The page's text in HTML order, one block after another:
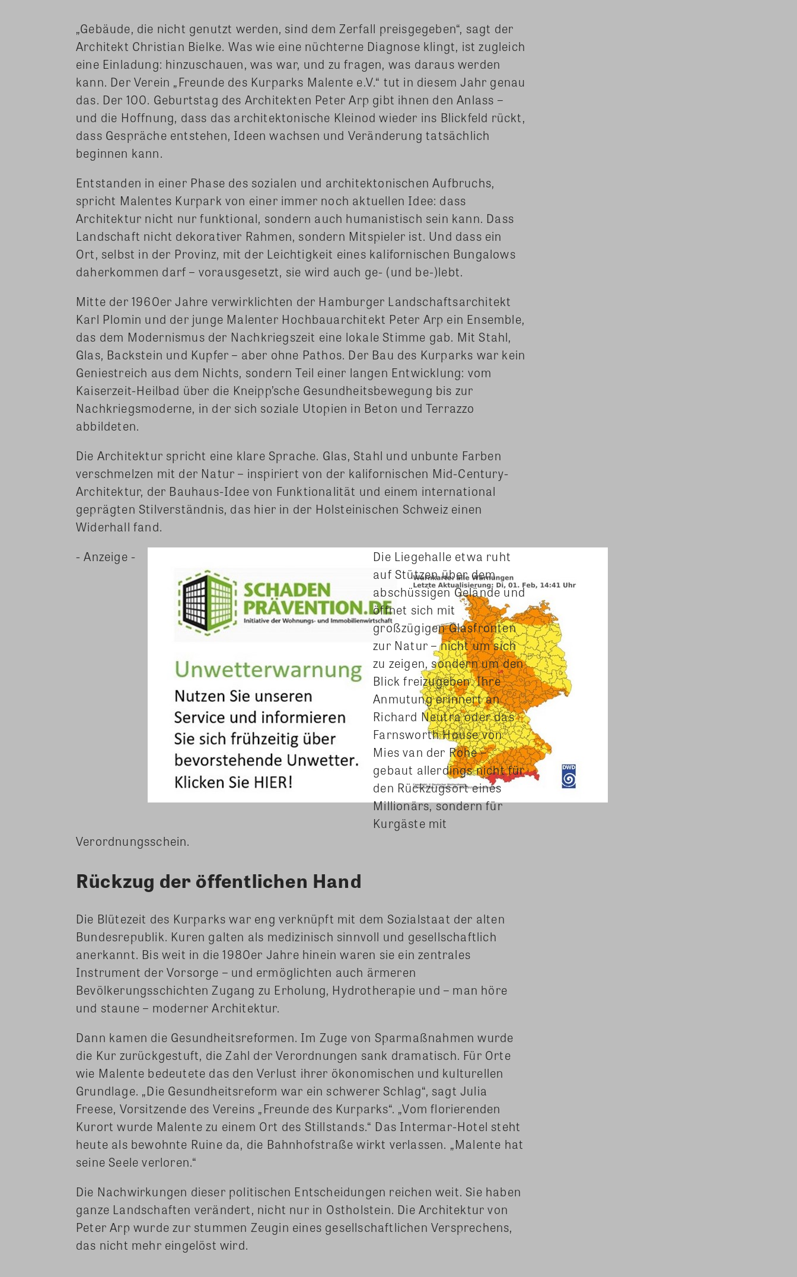
„Gebäude, die nicht genutzt werden, sind dem Zerfall preisgegeben“, sagt der
Architekt Christian Bielke. Was wie eine nüchterne Diagnose klingt, ist zugleich
eine Einladung: hinzuschauen, was war, und zu fragen, was daraus werden
kann. Der Verein „Freunde des Kurparks Malente e.V.“ tut in diesem Jahr genau
das. Der 100. Geburtstag des Architekten Peter Arp gibt ihnen den Anlass –
und die Hoffnung, dass das architektonische Kleinod wieder ins Blickfeld rückt,
dass Gespräche entstehen, Ideen wachsen und Veränderung tatsächlich
beginnen kann.
Entstanden in einer Phase des sozialen und architektonischen Aufbruchs,
spricht Malentes Kurpark von einer immer noch aktuellen Idee: dass
Architektur nicht nur funktional, sondern auch humanistisch sein kann. Dass
Landschaft nicht dekorativer Rahmen, sondern Mitspieler ist. Und dass ein
Ort, selbst in der Provinz, mit der Leichtigkeit eines kalifornischen Bungalows
daherkommen darf – vorausgesetzt, sie wird auch ge- (und be-)lebt.
Mitte der 1960er Jahre verwirklichten der Hamburger Landschaftsarchitekt
Karl Plomin und der junge Malenter Hochbauarchitekt Peter Arp ein Ensemble,
das dem Modernismus der Nachkriegszeit eine lokale Stimme gab. Mit Stahl,
Glas, Backstein und Kupfer – aber ohne Pathos. Der Bau des Kurparks war kein
Geniestreich aus dem Nichts, sondern Teil einer langen Entwicklung: vom
Kaiserzeit-Heilbad über die Kneipp’sche Gesundheitsbewegung bis zur
Nachkriegsmoderne, in der sich soziale Utopien in Beton und Terrazzo
abbildeten.
Die Architektur spricht eine klare Sprache. Glas, Stahl und unbunte Farben
verschmelzen mit der Natur – inspiriert von der kalifornischen Mid-Century-
Architektur, der Bauhaus-Idee von Funktionalität und einem international
geprägten Stilverständnis, das hier in der Holsteinischen Schweiz einen
Widerhall fand.
- Anzeige -
Die Liegehalle etwa ruht
auf Stützen über dem
abschüssigen Gelände und
öffnet sich mit
großzügigen Glasfronten
zur Natur – nicht um sich
zu zeigen, sondern um den
Blick freizugeben. Ihre
Anmutung erinnert an
Richard Neutra oder das
Farnsworth House von
Mies van der Rohe –
gebaut allerdings nicht für
den Rückzugsort eines
Millionärs, sondern für
Kurgäste mit
Verordnungsschein.
Rückzug der öffentlichen Hand
Die Blütezeit des Kurparks war eng verknüpft mit dem Sozialstaat der alten
Bundesrepublik. Kuren galten als medizinisch sinnvoll und gesellschaftlich
anerkannt. Bis weit in die 1980er Jahre hinein waren sie ein zentrales
Instrument der Vorsorge – und ermöglichten auch ärmeren
Bevölkerungsschichten Zugang zu Erholung, Hydrotherapie und – man höre
und staune – moderner Architektur.
Dann kamen die Gesundheitsreformen. Im Zuge von Sparmaßnahmen wurde
die Kur zurückgestuft, die Zahl der Verordnungen sank dramatisch. Für Orte
wie Malente bedeutete das den Verlust ihrer ökonomischen und kulturellen
Grundlage. „Die Gesundheitsreform war ein schwerer Schlag“, sagt Julia
Freese, Vorsitzende des Vereins „Freunde des Kurparks“. „Vom florierenden
Kurort wurde Malente zu einem Ort des Stillstands.“ Das Intermar-Hotel steht
heute als bewohnte Ruine da, die Bahnhofstraße wirkt verlassen. „Malente hat
seine Seele verloren.“
Die Nachwirkungen dieser politischen Entscheidungen reichen weit. Sie haben
ganze Landschaften verändert, nicht nur in Ostholstein. Die Architektur von
Peter Arp wurde zur stummen Zeugin eines gesellschaftlichen Versprechens,
das nicht mehr eingelöst wird.